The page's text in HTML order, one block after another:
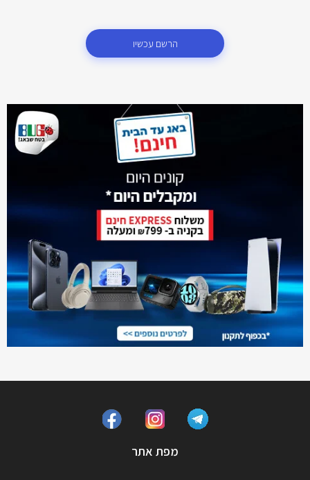
הרשם עכשיו
מפת אתר